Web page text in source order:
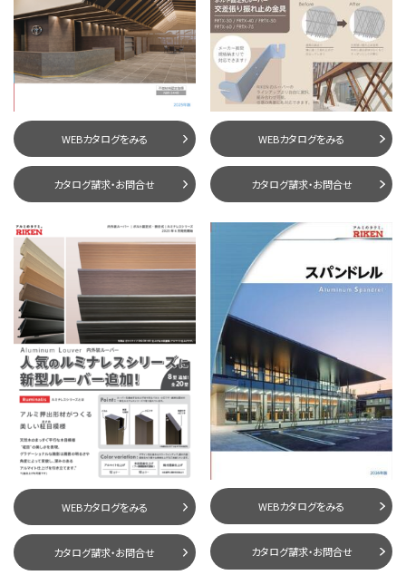
WEBカタログをみる
カタログ請求・お問合せ
WEBカタログをみる
カタログ請求・お問合せ
WEBカタログをみる
カタログ請求・お問合せ
WEBカタログをみる
カタログ請求・お問合せ